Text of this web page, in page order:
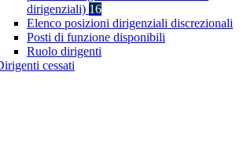
dirigenziali) 16
Elenco posizioni dirigenziali discrezionali
Posti di funzione disponibili
Ruolo dirigenti
cessati